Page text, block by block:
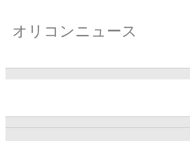
オリコンニュース